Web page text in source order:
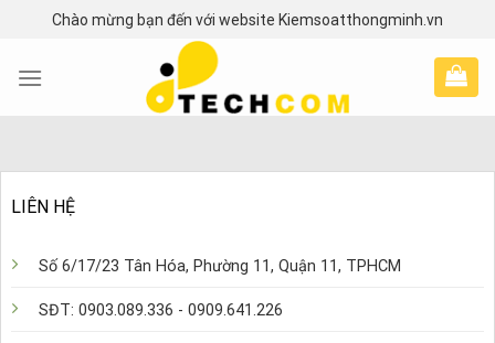
content
Chào mừng bạn đến với website Kiemsoatthongminh.vn
LIÊN HỆ
Số 6/17/23 Tân Hóa, Phường 11, Quận 11, TPHCM
SĐT: 0903.089.336 - 0909.641.226